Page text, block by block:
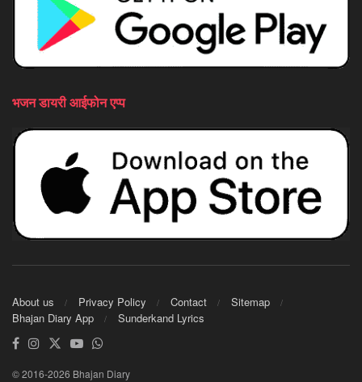
भजन डायरी आईफोन एप्प
About us Privacy Policy Contact
Sitemap
Bhajan Diary App
Sunderkand Lyrics
© 2016-2026 Bhajan Diary